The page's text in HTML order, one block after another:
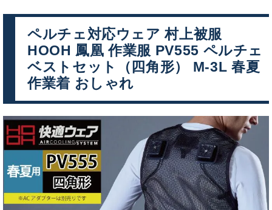
ペルチェ対応ウェア 村上被服
HOOH 鳳凰 作業服 PV555 ペルチェ
ベストセット（四角形） M-3L 春夏
作業着 おしゃれ